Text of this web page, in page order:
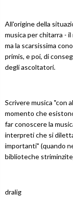
All'origine della
musica per chitarra -
ma la scarsissima
primis, e poi, di
degli ascoltatori.
Scrivere musica "con
momento che
far conoscere la
interpreti che si
importanti" (quando
biblioteche
dralig